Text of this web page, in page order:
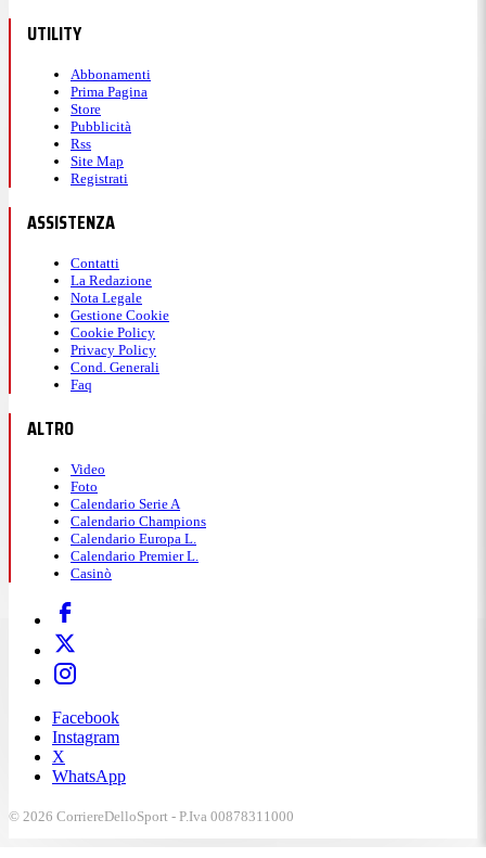
UTILITY
Abbonamenti
Prima Pagina
Store
Pubblicità
Rss
Site Map
Registrati
ASSISTENZA
Contatti
La Redazione
Nota Legale
Gestione Cookie
Cookie Policy
Privacy Policy
Cond. Generali
Faq
ALTRO
Video
Foto
Calendario Serie A
Calendario Champions
Calendario Europa L.
Calendario Premier L.
Casinò
Facebook
Instagram
X
WhatsApp
© 2026 CorriereDelloSport - P.Iva 00878311000